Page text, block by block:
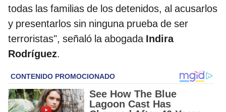
todas las familias de los detenidos, al acusarlos
y presentarlos sin ninguna prueba de ser
terroristas", señaló la abogadaIndira
Rodríguez.